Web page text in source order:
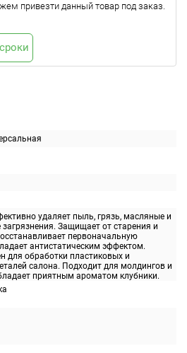
удаляет пыль, грязь, масляные и
Защищает от старения и
первоначальную
антистатическим эффектом.
для обработки пластиковых и
салона. Подходит для молдингов и
приятным ароматом клубники.
привезти данный товар под заказ.